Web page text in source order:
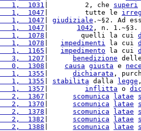
1,  1031
|         2, che superi
1,  1047
|         tutte le
1,  1047
giudiziale .~§2. Ad
1,  1047
1042 , n.
1,  1078
|        quelli la cui
1,  1078
impedimenti la cui
1,  1165
impedimento la cui
3,  1207
benedizione
0,  1308
causa giusta e
1,  1355
dichiarata ,
1,  1355
stabilita dalla legge
1,  1357
inflitta o
2,  1367
scomunica latae
2,  1370
scomunica latae
2,  1378
scomunica latae
2,  1382
scomunica latae
2,  1388
scomunica latae